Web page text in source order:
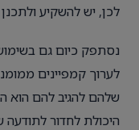
לכן, יש להשקיע
לערוך קמפיינים
שלהם להגיב להם הוא
היכולת לחדור לתודעה